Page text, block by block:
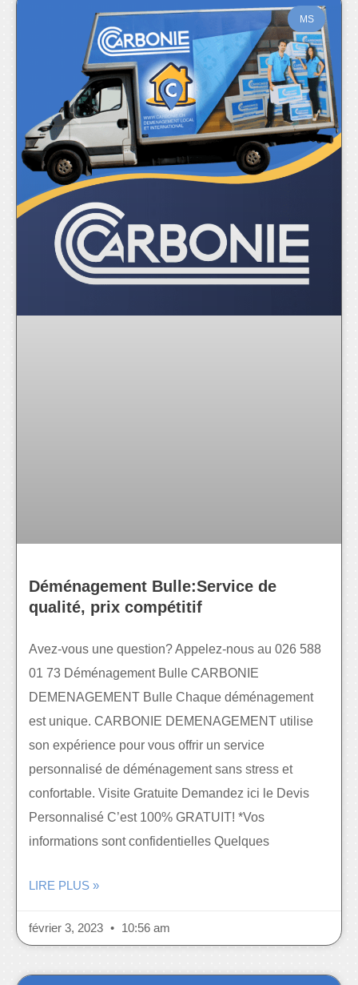
MS
Déménagement Bulle:Service de
qualité, prix compétitif
Avez-vous une question? Appelez-nous au 026 588
01 73 Déménagement Bulle CARBONIE
DEMENAGEMENT Bulle Chaque déménagement
est unique. CARBONIE DEMENAGEMENT utilise
son expérience pour vous offrir un service
personnalisé de déménagement sans stress et
confortable. Visite Gratuite Demandez ici le Devis
Personnalisé C’est 100% GRATUIT! *Vos
informations sont confidentielles Quelques
LIRE PLUS »
février 3, 2023 10:56 am